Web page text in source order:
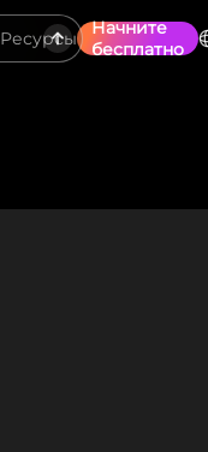
Ресурсы
Начните
бесплатно